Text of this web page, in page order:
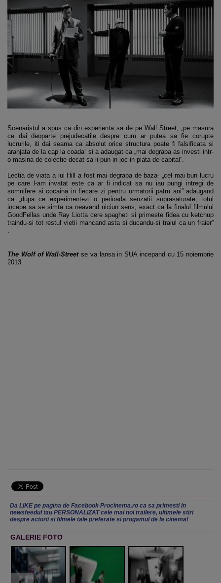
Scenaristul a spus ca din experienta sa de pe Wall Street, „pe masura
ce dai deoparte prejudecatile despre cum ar putea sa fie corupte
lucrurile, iti dai seama ca absolut orice structura poate fi falsificata si
aranjata de la cap la coada” si a adaugat ca „mai degraba as investi intr-
o masina de colectie decat sa ii pun in joc in piata de capital”.
Lectia de viata a lui Hill a fost mai degraba de baza- „cel mai bun lucru
pe care l-am invatat este ca ar fi indicat sa nu iau pungi intregi de
somnifere si cocaina in fiecare zi pentru urmatorii patru ani” adaugand
ca „dupa ce experimentezi o perioada senzatii suprasaturate, totul
incepe sa se simta ca neavand niciun sens, exact ca la finalul filmului
GoodFellas unde Ray Liotta cere spagheti si primeste fidea cu ketchup
traindu-si tot restul vietii mancand asta si ducandu-si traiul ca un fraier”
.
The Wolf of Wall-Streetse va lansa in SUA incepand cu 15 noiembrie
2013.
Da LIKE pe pagina de Facebook Procinema.ro ca sa primesti in
newsfeedul tau PERSONALIZAT cele mai noi trailere, ultimele stiri
despre actorii si filmele tale preferate si progamul de la cinema!
GALERIE FOTO